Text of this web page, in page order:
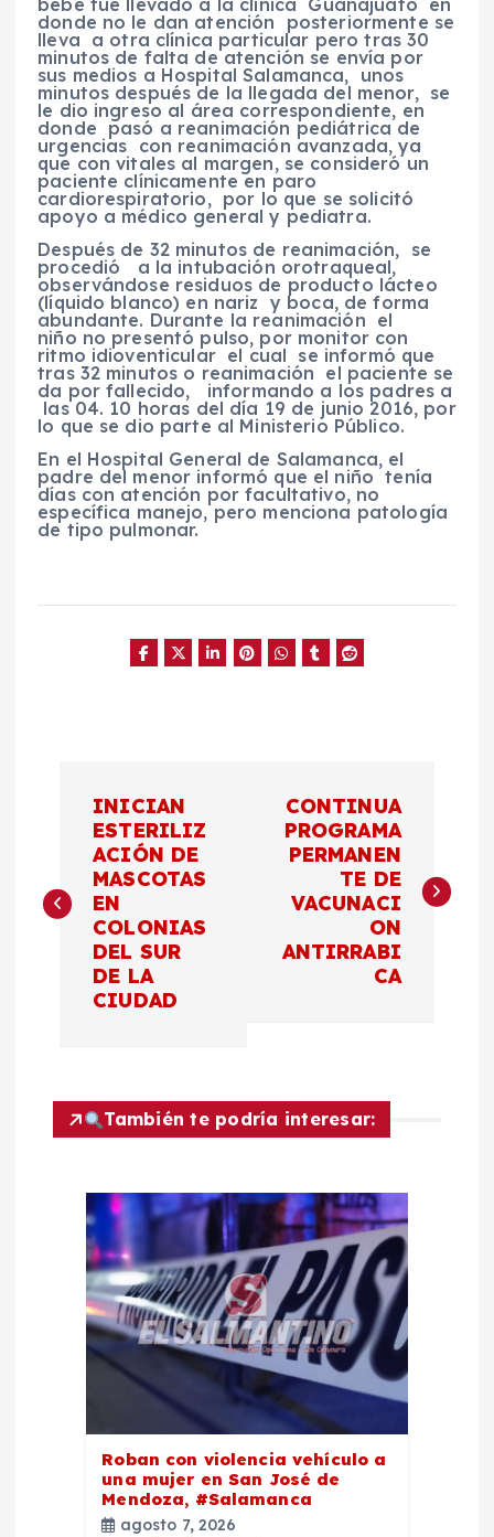
bebé fue llevado a la clínica Guanajuato en
donde no le dan atención posteriormente se
lleva a otra clínica particular pero tras 30
minutos de falta de atención se envía por
sus medios a Hospital Salamanca, unos
minutos después de la llegada del menor, se
le dio ingreso al área correspondiente, en
donde pasó a reanimación pediátrica de
urgencias con reanimación avanzada, ya
que con vitales al margen, se consideró un
paciente clínicamente en paro
cardiorespiratorio, por lo que se solicitó
apoyo a médico general y pediatra.
Después de 32 minutos de reanimación, se
procedió a la intubación orotraqueal,
observándose residuos de producto lácteo
(líquido blanco) en nariz y boca, de forma
abundante. Durante la reanimación el
niño no presentó pulso, por monitor con
ritmo idioventicular el cual se informó que
tras 32 minutos o reanimación el paciente se
da por fallecido, informando a los padres a
las 04. 10 horas del día 19 de junio 2016, por
lo que se dio parte al Ministerio Público.
En el Hospital General de Salamanca, el
padre del menor informó que el niño tenía
días con atención por facultativo, no
específica manejo, pero menciona patología
de tipo pulmonar.
v
c
INICIAN
ESTERILIZ
ACIÓN DE
MASCOTAS
EN
COLONIAS
DEL SUR
DE LA
CIUDAD
CONTINUA
PROGRAMA
PERMANEN
TE DE
VACUNACI
ON
ANTIRRABI
CA
También te podría interesar:
Roban con violencia vehículo a
una mujer en San José de
Mendoza, #Salamanca
agosto 7, 2026